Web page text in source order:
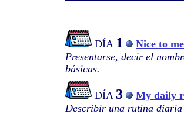
DÍA 1
Nice to
Presentarse, decir el
básicas.
DÍA 3
My daily
Describir una rutina diaria